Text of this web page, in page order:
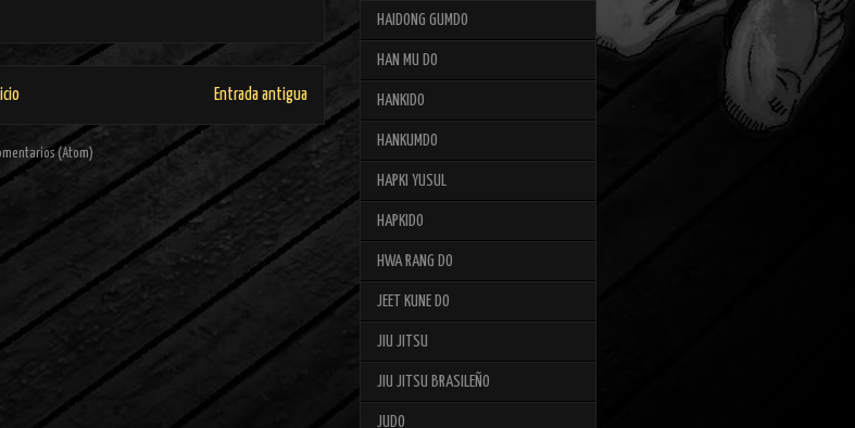
Entrada antigua
(Atom)
HAIDONG GUMDO
HAN MU DO
HANKIDO
HANKUMDO
HAPKI YUSUL
HAPKIDO
HWA RANG DO
JEET KUNE DO
JIU JITSU
JIU JITSU BRASILEÑO
JUDO